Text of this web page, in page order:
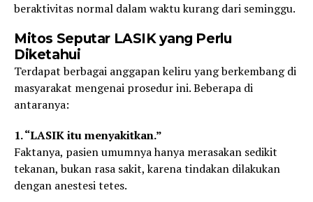
beraktivitas normal dalam waktu kurang dari seminggu.
Mitos Seputar LASIK yang Perlu
Diketahui
Terdapat berbagai anggapan keliru yang berkembang di
masyarakat mengenai prosedur ini. Beberapa di
antaranya:
1. “LASIK itu menyakitkan.”
Faktanya, pasien umumnya hanya merasakan sedikit
tekanan, bukan rasa sakit, karena tindakan dilakukan
dengan anestesi tetes.